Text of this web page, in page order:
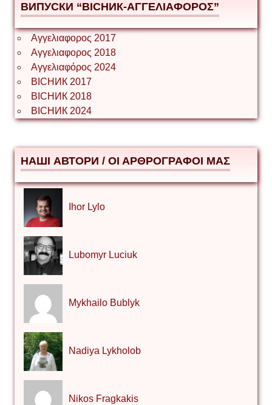
ВИПУСКИ “ВІСНИК-ΑΓΓΕΛΙΑΦΟΡΟΣ”
Αγγελιαφορος 2017
Αγγελιαφορος 2018
Αγγελιαφόρος 2024
ВІСНИК 2017
ВІСНИК 2018
ВІСНИК 2024
НАШІ АВТОРИ / ΟΙ ΑΡΘΡΟΓΡΑΦΟΙ ΜΑΣ
Ihor Lylo
Lubomyr Luciuk
Mykhailo Bublyk
Nadiya Lykholob
Nikos Fragkakis